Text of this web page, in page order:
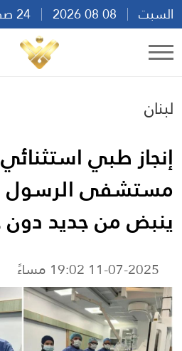
السبت
08:18
لبنان
إنجاز طبي
مستشفى الرسول
ينبض من جديد دون
11-07-2025 19:02 مساءً